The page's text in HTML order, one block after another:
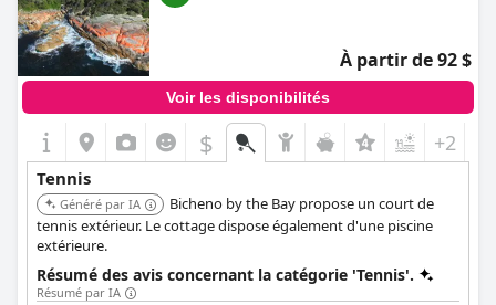
À partir de 92 $
Voir les disponibilités
$ +2
Tennis
Généré par IA
Bicheno by the Bay propose un court de
tennis extérieur. Le cottage dispose également d'une piscine
extérieure.
Résumé des avis concernant la catégorie 'Tennis'.
Résumé par IA